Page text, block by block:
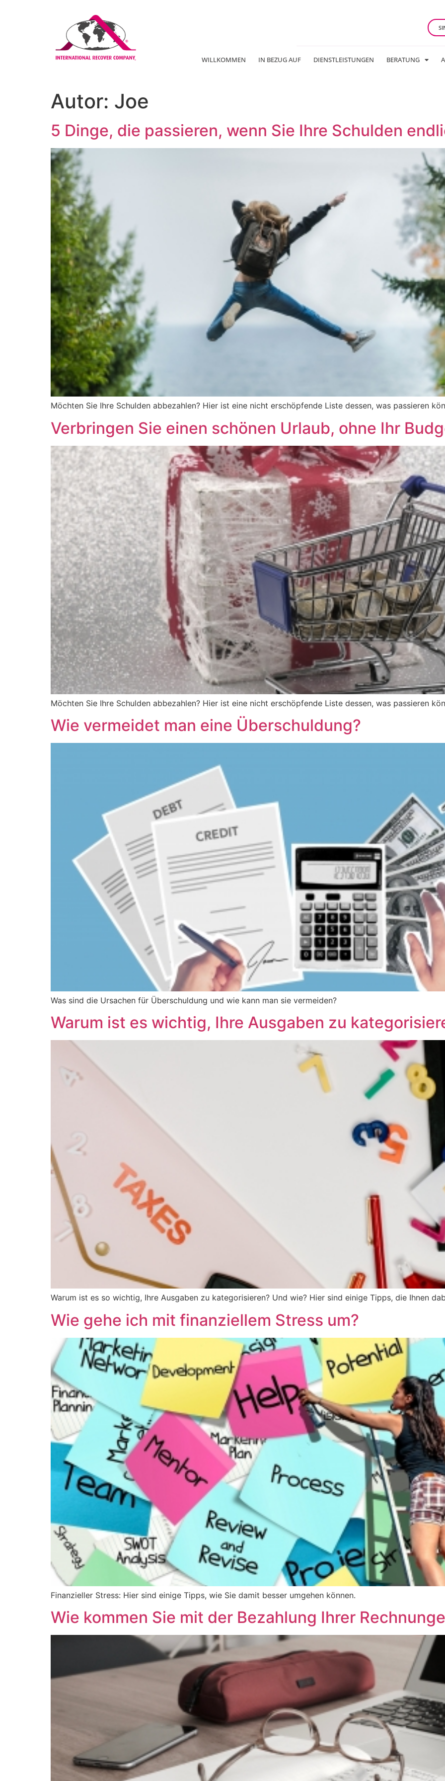
WILLKOMMEN IN BEZUG AUF DIENSTLEISTUNGEN BERATUNG
Autor: Joe
5 Dinge, die passieren, wenn Sie Ihre Schulden
Möchten Sie Ihre Schulden abbezahlen? Hier ist eine nicht erschöpfende Liste dessen, was passieren
Verbringen Sie einen schönen Urlaub, ohne Ihr
Möchten Sie Ihre Schulden abbezahlen? Hier ist eine nicht erschöpfende Liste dessen, was passieren
Wie vermeidet man eine Überschuldung?
Was sind die Ursachen für Überschuldung und wie kann man sie vermeiden?
Warum ist es wichtig, Ihre Ausgaben zu
Warum ist es so wichtig, Ihre Ausgaben zu kategorisieren? Und wie? Hier sind einige Tipps, die Ihnen
Wie gehe ich mit finanziellem Stress um?
Finanzieller Stress: Hier sind einige Tipps, wie Sie damit besser umgehen können.
Wie kommen Sie mit der Bezahlung Ihrer